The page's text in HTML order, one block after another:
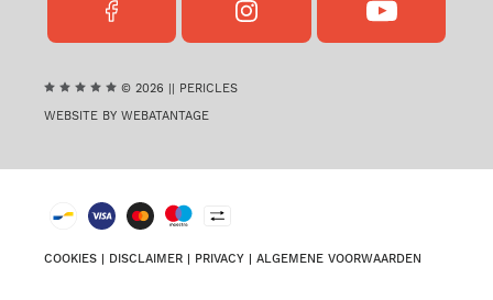
FACEBOOK
PERICLES
INSTAGRAM
PERICLES
YOUTUBE
PERICLES
© 2026 || PERICLES
WEBSITE BY WEBATANTAGE
COOKIES DISCLAIMER PRIVACY ALGEMENE VOORWAARDEN